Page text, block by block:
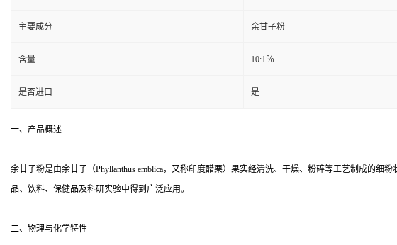
主要成分 余甘子粉
含量 10:1％
是否进口 是
一、产品概述
余甘子粉是由余甘子（Phyllanthus emblica，又称印度醋栗）果实经清洗、干燥、粉碎等工艺制成的
品、饮料、保健品及科研实验中得到广泛应用。
二、物理与化学特性